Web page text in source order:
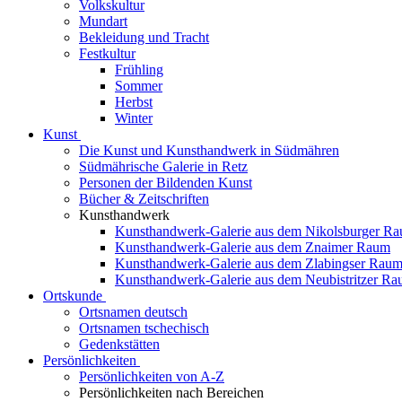
Volkskultur
Mundart
Bekleidung und Tracht
Festkultur
Frühling
Sommer
Herbst
Winter
Kunst
Die Kunst und Kunsthandwerk in Südmähren
Südmährische Galerie in Retz
Personen der Bildenden Kunst
Bücher & Zeitschriften
Kunsthandwerk
Kunsthandwerk-Galerie aus dem Nikolsburger
Kunsthandwerk-Galerie aus dem Znaimer Raum
Kunsthandwerk-Galerie aus dem Zlabingser Raum
Kunsthandwerk-Galerie aus dem Neubistritzer
Ortskunde
Ortsnamen deutsch
Ortsnamen tschechisch
Gedenkstätten
Persönlichkeiten
Persönlichkeiten von A-Z
Persönlichkeiten nach Bereichen